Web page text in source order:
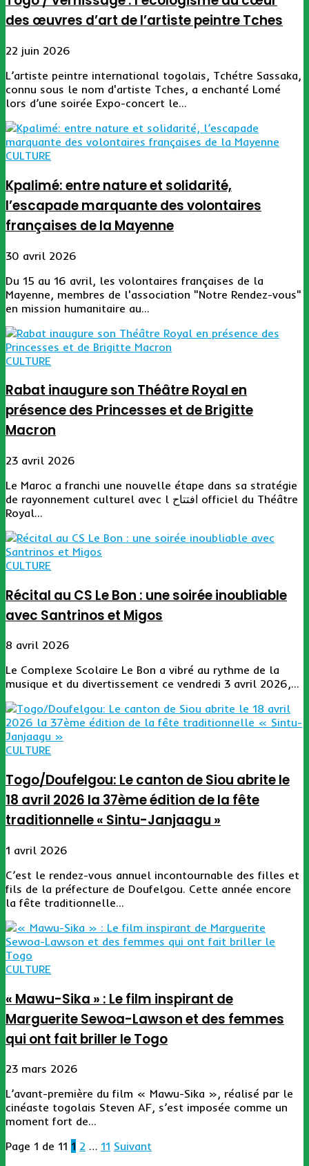
des œuvres d’art de l’artiste peintre Tches
22 juin 2026
L’artiste peintre international togolais, Tchétre Sassaka,
connu sous le nom d'artiste Tches, a enchanté Lomé
lors d’une soirée Expo-concert le...
CULTURE
Kpalimé: entre nature et solidarité,
l’escapade marquante des volontaires
françaises de la Mayenne
30 avril 2026
Du 15 au 16 avril, les volontaires françaises de la
Mayenne, membres de l'association "Notre Rendez-vous"
en mission humanitaire au...
CULTURE
Rabat inaugure son Théâtre Royal en
présence des Princesses et de Brigitte
Macron
23 avril 2026
Le Maroc a franchi une nouvelle étape dans sa stratégie
de rayonnement culturel avec l افتتاح officiel du Théâtre
Royal...
CULTURE
Récital au CS Le Bon : une soirée inoubliable
avec Santrinos et Migos
8 avril 2026
Le Complexe Scolaire Le Bon a vibré au rythme de la
musique et du divertissement ce vendredi 3 avril 2026,...
CULTURE
Togo/Doufelgou: Le canton de Siou abrite le
18 avril 2026 la 37ème édition de la fête
traditionnelle « Sintu-Janjaagu »
1 avril 2026
C’est le rendez-vous annuel incontournable des filles et
fils de la préfecture de Doufelgou. Cette année encore
la fête traditionnelle...
CULTURE
« Mawu-Sika » : Le film inspirant de
Marguerite Sewoa-Lawson et des femmes
qui ont fait briller le Togo
23 mars 2026
L’avant-première du film « Mawu-Sika », réalisé par le
cinéaste togolais Steven AF, s’est imposée comme un
moment fort de...
Page 1 de 11 1 2 … 11 Suivant